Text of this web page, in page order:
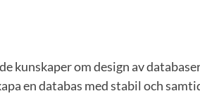
kunskaper om design av
en databas med stabil och